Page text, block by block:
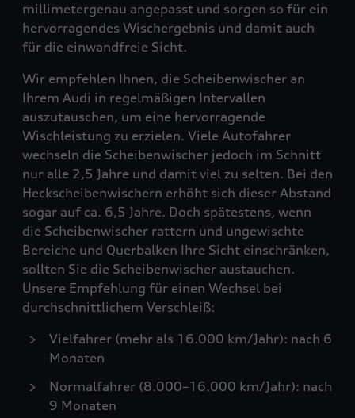
millimetergenau angepasst und sorgen so für ein
hervorragendes Wischergebnis und damit auch
für die einwandfreie Sicht.
Wir empfehlen Ihnen, die Scheibenwischer an
Ihrem Audi in regelmäßigen Intervallen
auszutauschen, um eine hervorragende
Wischleistung zu erzielen. Viele Autofahrer
wechseln die Scheibenwischer jedoch im Schnitt
nur alle 2,5 Jahre und damit viel zu selten. Bei den
Heckscheibenwischern erhöht sich dieser Abstand
sogar auf ca. 6,5 Jahre. Doch spätestens, wenn
die Scheibenwischer rattern und ungewischte
Bereiche und Querbalken Ihre Sicht einschränken,
sollten Sie die Scheibenwischer austauchen.
Unsere Empfehlung für einen Wechsel bei
durchschnittlichem Verschleiß:
Vielfahrer (mehr als 16.000 km/Jahr): nach 6
Monaten
Normalfahrer (8.000–16.000 km/Jahr): nach
9 Monaten